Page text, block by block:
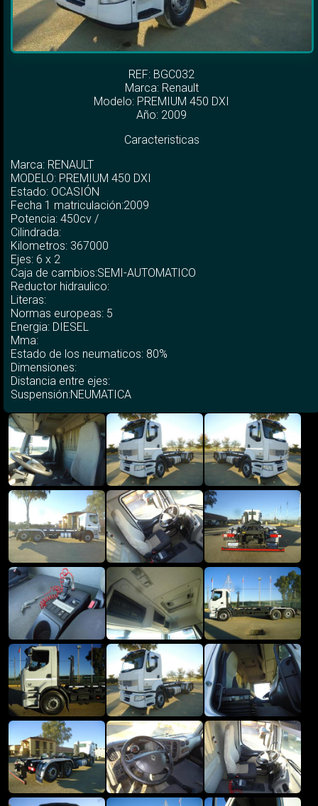
REF: BGC032
Marca: Renault
Modelo: PREMIUM 450 DXI
Año: 2009
Caracteristicas
Marca: RENAULT
MODELO: PREMIUM 450 DXI
Estado: OCASIÓN
Fecha 1 matriculación:2009
Potencia: 450cv /
Cilindrada:
Kilometros: 367000
Ejes: 6 x 2
Caja de cambios:SEMI-AUTOMATICO
Reductor hidraulico:
Literas:
Normas europeas: 5
Energia: DIESEL
Mma:
Estado de los neumaticos: 80%
Dimensiones:
Distancia entre ejes:
Suspensión:NEUMATICA